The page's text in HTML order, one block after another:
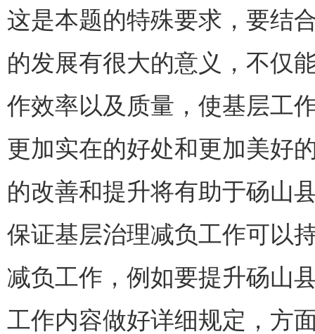
这是本题的特殊要求，要结
的发展有很大的意义，不仅
作效率以及质量，使基层工
更加实在的好处和更加美好
的改善和提升将有助于砀山
保证基层治理减负工作可以
减负工作，例如要提升砀山
工作内容做好详细规定，方